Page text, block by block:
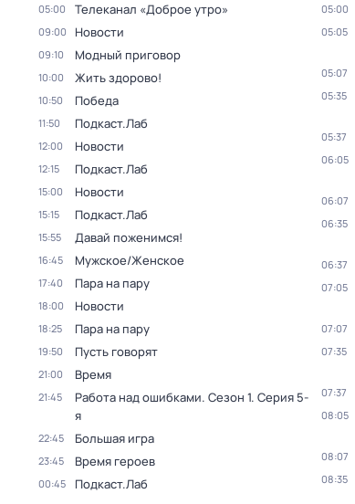
05:00 Телеканал «Доброе утро»
09:00 Новости
09:10 Модный приговор
10:00 Жить здорово!
10:50 Победа
11:50 Подкаст.Лаб
12:00 Новости
12:15 Подкаст.Лаб
15:00 Новости
15:15 Подкаст.Лаб
15:55 Давай поженимся!
16:45 Мужское/Женское
17:40 Пара на пару
18:00 Новости
18:25 Пара на пару
19:50 Пусть говорят
21:00 Время
21:45 Работа над ошибками. Сезон 1. Серия 5-
я
22:45 Большая игра
23:45 Время героев
00:45 Подкаст.Лаб
05:00
05:05
05:07
05:35
05:37
06:05
06:07
06:35
06:37
07:05
07:07
07:35
07:37
08:05
08:07
08:35